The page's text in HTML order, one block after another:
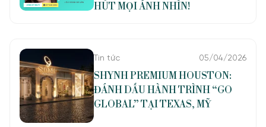
HÚT MỌI ÁNH NHÌN!
Tin tức 05/04/2026
SHYNH PREMIUM HOUSTON:
ĐÁNH DẤU HÀNH TRÌNH “GO
GLOBAL” TẠI TEXAS, MỸ